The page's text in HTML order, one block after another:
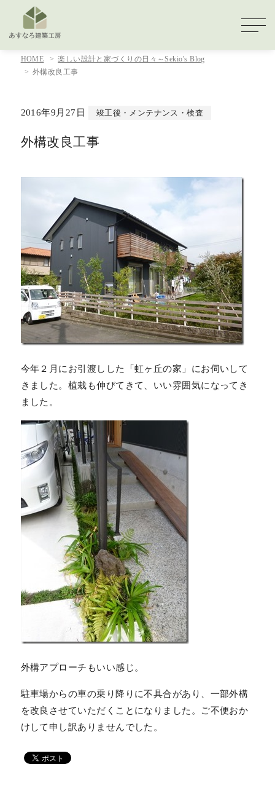
HOME
楽しい設計と家づくりの日々～Sekio's Blog
外構改良工事
2016年9月27日 竣工後・メンテナンス・検査
外構改良工事
今年２月にお引渡しした「虹ヶ丘の家」にお伺いして
きました。植栽も伸びてきて、いい雰囲気になってき
ました。
外構アプローチもいい感じ。
駐車場からの車の乗り降りに不具合があり、一部外構
を改良させていただくことになりました。ご不便おか
けして申し訳ありませんでした。